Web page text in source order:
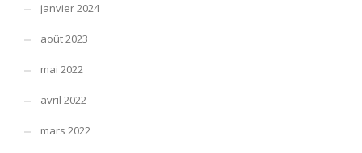
janvier 2024
août 2023
mai 2022
avril 2022
mars 2022